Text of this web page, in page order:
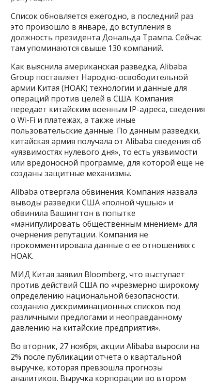
Список обновляется ежегодно, в последний раз
это произошло в январе, до вступления в
должность президента Дональда Трампа. Сейчас
там упоминаются свыше 130 компаний.
Как выяснила американская разведка, Alibaba
Group поставляет Народно-освободительной
армии Китая (НОАК) технологии и данные для
операций против целей в США. Компания
передает китайским военным IP-адреса, сведения
о Wi-Fi и платежах, а также иные
пользовательские данные. По данным разведки,
китайская армия получала от Alibaba сведения об
«уязвимостях нулевого дня», то есть уязвимости
или вредоносной программе, для которой еще не
созданы защитные механизмы.
Alibaba отвергала обвинения. Компания назвала
выводы разведки США «полной чушью» и
обвинила Вашингтон в попытке
«манипулировать общественным мнением» для
очернения репутации. Компания не
прокомментировала данные о ее отношениях с
НОАК.
МИД Китая заявил Bloomberg, что выступает
против действий США по «чрезмерно широкому
определению национальной безопасности,
созданию дискриминационных списков под
различными предлогами и неоправданному
давлению на китайские предприятия».
Во вторник, 27 ноября, акции Alibaba выросли на
2% после публикации отчета о квартальной
выручке, которая превзошла прогнозы
аналитиков. Выручка корпорации во втором